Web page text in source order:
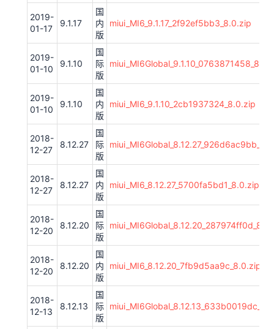
2019-
01-17
9.1.17
国
内
版
miui_MI6_9.1.17_2f92ef5bb3_8.0.zip
2019-
01-10
9.1.10
国
际
版
2019-
01-10
9.1.10
国
内
版
miui_MI6_9.1.10_2cb1937324_8.0.zip
2018-
12-27
8.12.27
国
际
版
2018-
12-27
8.12.27
国
内
版
miui_MI6_8.12.27_5700fa5bd1_8.0.zip
2018-
12-20
8.12.20
国
际
版
2018-
12-20
8.12.20
国
内
版
miui_MI6_8.12.20_7fb9d5aa9c_8.0.zip
2018-
12-13
8.12.13
国
际
版